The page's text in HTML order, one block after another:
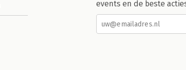
events en de beste